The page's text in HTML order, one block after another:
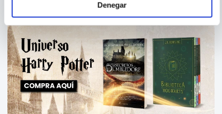
Denegar